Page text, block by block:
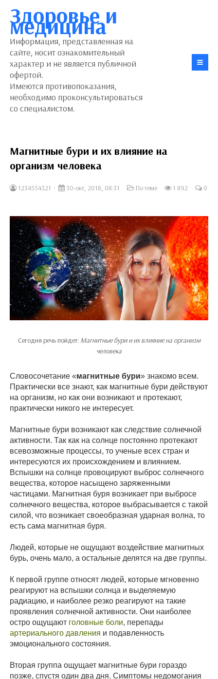
Здоровье и
медицина
Информация, представленная на
сайте, носит ознакомительный
характер и не является публичной
офертой.
Имеются противопоказания,
необходимо проконсультироваться
со специалистом.
Магнитные бури и их влияние на
организм человека
1234554321 30-окт, 2018, 08:31 По теме 1 892 0
Сегодня речь пойдет: Магнитные бури и их влияние на организм
человека
Словосочетание «магнитные бури» знакомо всем.
Практически все знают, как магнитные бури действуют
на организм, но как они возникают и протекают,
практически никого не интересует.
Магнитные бури возникают как следствие солнечной
активности. Так как на солнце постоянно протекают
всевозможные процессы, то ученые всех стран и
интересуются их происхождением и влиянием.
Вспышки на солнце провоцируют выброс солнечного
вещества, которое насыщено заряженными
частицами. Магнитная буря возникает при выбросе
солнечного вещества, которое выбрасывается с такой
силой, что возникает своеобразная ударная волна, то
есть сама магнитная буря.
Людей, которые не ощущают воздействие магнитных
бурь, очень мало, а остальные делятся на две группы.
К первой группе относят людей, которые мгновенно
реагируют на вспышки солнца и выделяемую
радиацию, и наиболее резко реагируют на такие
проявления солнечной активности. Они наиболее
остро ощущают головные боли, перепады
артериального давления и подавленность
эмоционального состояния.
Вторая группа ощущает магнитные бури гораздо
позже, спустя один два дня. Симптомы недомогания